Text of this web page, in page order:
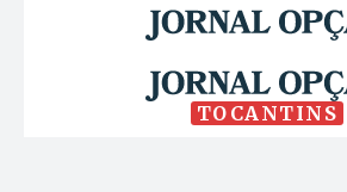
TOCANTINS